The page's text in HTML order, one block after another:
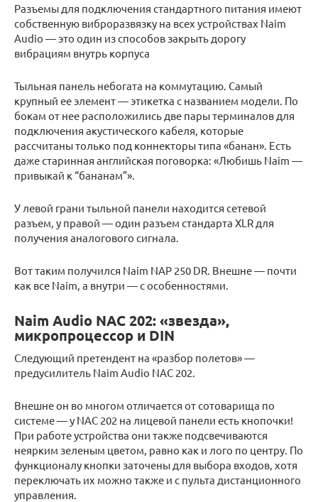
Разъемы для подключения стандартного питания имеют
собственную виброразвязку на всех устройствах Naim
Audio — это один из способов закрыть дорогу
вибрациям внутрь корпуса
Тыльная панель небогата на коммутацию. Самый
крупный ее элемент — этикетка с названием модели. По
бокам от нее расположились две пары терминалов для
подключения акустического кабеля, которые
рассчитаны только под коннекторы типа «банан». Есть
даже старинная английская поговорка: «Любишь Naim —
привыкай к “бананам”».
У левой грани тыльной панели находится сетевой
разъем, у правой — один разъем стандарта XLR для
получения аналогового сигнала.
Вот таким получился Naim NAP 250 DR. Внешне — почти
как все Naim, а внутри — с особенностями.
Naim Audio NAC 202: «звезда»,
микропроцессор и DIN
Следующий претендент на «разбор полетов» —
предусилитель Naim Audio NAC 202.
Внешне он во многом отличается от сотоварища по
системе — у NAC 202 на лицевой панели есть кнопочки!
При работе устройства они также подсвечиваются
неярким зеленым цветом, равно как и лого по центру. По
функционалу кнопки заточены для выбора входов, хотя
переключать их можно также и с пульта дистанционного
управления.